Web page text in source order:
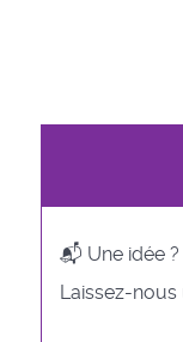
📬 Une idée
Laissez-nous